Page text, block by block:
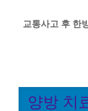
교통사고 후 한
양방 치